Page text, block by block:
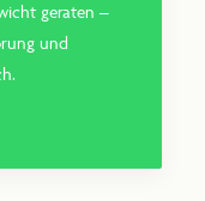
geraten –
und